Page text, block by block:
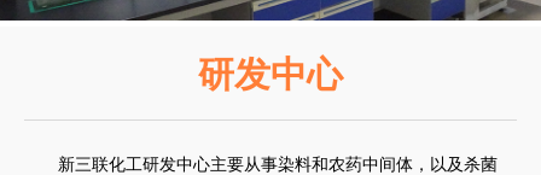
研发中心
新三联化工研发中心主要从事染料和农药中间体，以及杀菌